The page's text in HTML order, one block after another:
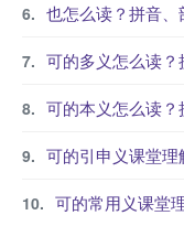
也怎么读？拼音
可的多义怎么读
可的本义怎么读
可的引申义课堂
可的常用义课堂